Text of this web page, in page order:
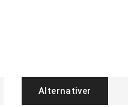
Alternativer